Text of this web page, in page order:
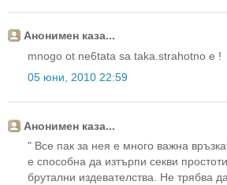
Анонимен каза...
mnogo ot ne6tata sa taka.strahotno e !
05 юни, 2010 22:59
Анонимен каза...
" Все пак за нея е много важна
е способна да изтърпи секви
брутални издевателства. Не трябва